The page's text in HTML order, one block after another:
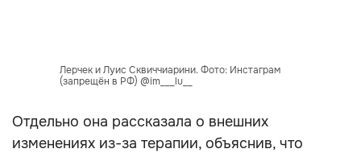
Лерчек и Луис Сквиччиарини. Фото: Инстаграм
(запрещён в РФ) @im___lu__
Отдельно она рассказала о внешних
изменениях из-за терапии, объяснив, что